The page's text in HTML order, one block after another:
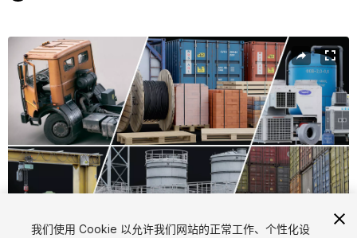
当前幻灯片：1 / 17
我们使用 Cookie 以允许我们网站的正常工作、个性化设